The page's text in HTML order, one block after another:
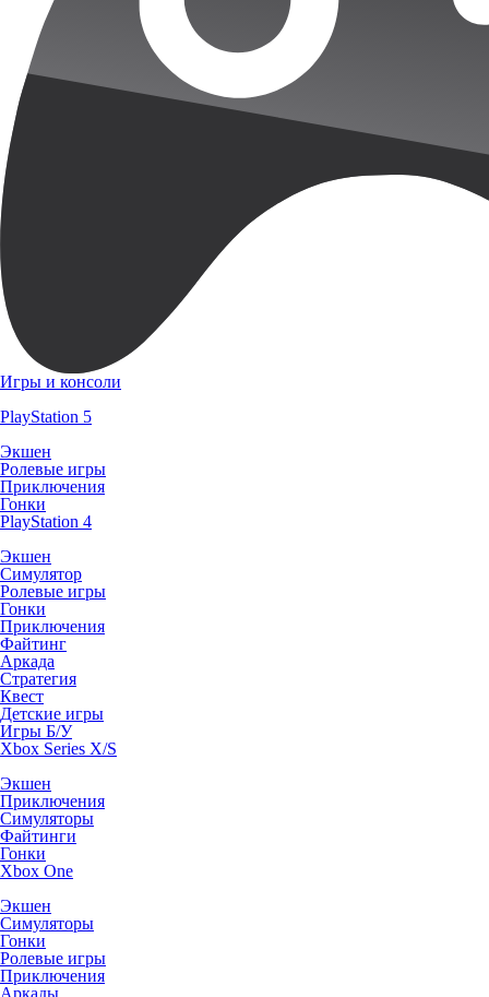
Игры и консоли
PlayStation 5
Экшен
Ролевые игры
Приключения
Гонки
PlayStation 4
Экшен
Симулятор
Ролевые игры
Гонки
Приключения
Файтинг
Аркада
Стратегия
Квест
Детские игры
Игры Б/У
Xbox Series X/S
Экшен
Приключения
Симуляторы
Файтинги
Гонки
Xbox One
Экшен
Симуляторы
Гонки
Ролевые игры
Приключения
Аркады